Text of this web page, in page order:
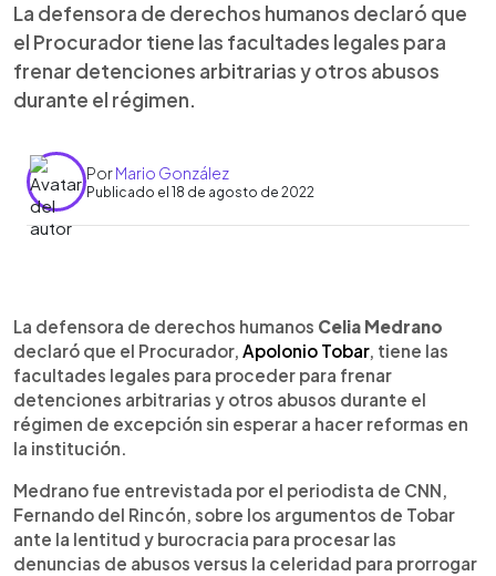
La defensora de derechos humanos declaró que
el Procurador tiene las facultades legales para
frenar detenciones arbitrarias y otros abusos
durante el régimen.
PorMario González
Publicado el 18 de agosto de 2022
► Escuchar artículo
La defensora de derechos humanos Celia Medrano
declaró que el Procurador, Apolonio Tobar, tiene las
facultades legales para proceder para frenar
detenciones arbitrarias y otros abusos durante el
régimen de excepción sin esperar a hacer reformas en
la institución.
Medrano fue entrevistada por el periodista de CNN,
Fernando del Rincón, sobre los argumentos de Tobar
ante la lentitud y burocracia para procesar las
denuncias de abusos versus la celeridad para prorrogar